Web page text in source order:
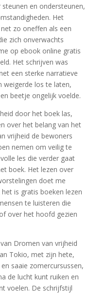
en ondersteunen,
Het
zo oneffen als een
zich onverwachts
op ebook online gratis
Het schrijven was
een sterke narratieve
weigerde los te laten,
beetje ongelijk voelde.
door het boek las,
over het belang van het
vrijheid de bewoners
nemen om veilig te
les die verder gaat
boek. Het lezen over
doet me
is gratis boeken lezen
te luisteren die
over het hoofd gezien
Dromen van vrijheid
Tokio, met zijn hete,
saaie zomercursussen,
de lucht kunt ruiken en
voelen. De schrijfstijl